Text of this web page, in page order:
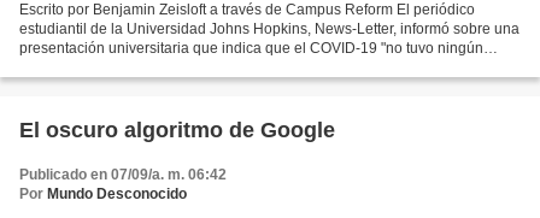
Escrito por Benjamin Zeisloft a través de Campus Reform El periódico
estudiantil de la Universidad Johns Hopkins, News-Letter, informó sobre una
presentación universitaria que indica que el COVID-19 "no tuvo ningún
El oscuro algoritmo de Google
Publicado en 07/09/a. m. 06:42
Por Mundo Desconocido